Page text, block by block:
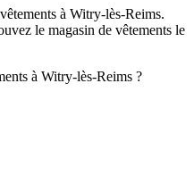
à Witry-lès-Reims.
le magasin de vêtements le
à Witry-lès-Reims ?